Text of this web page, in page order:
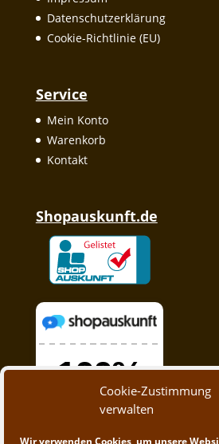
Cookie-Zustimmung
verwalten
Wir verwenden Cookies, um unsere
Datenschutzerklärung
Cookie-Richtlinie (EU)
Service
Mein Konto
Warenkorb
Kontakt
Shopauskunft.de